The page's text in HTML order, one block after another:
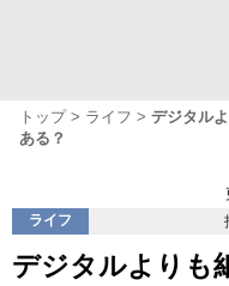
トップ ライフ
デジタル
ある？
ライフ
デジタルよりも